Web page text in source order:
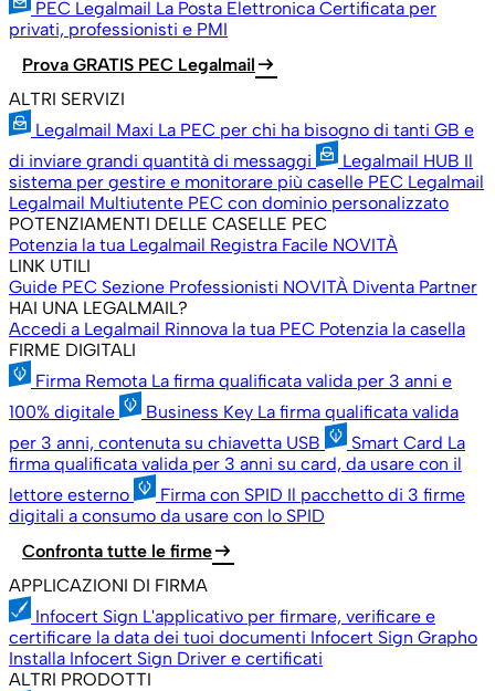
PEC Legalmail La Posta Elettronica Certificata per
privati, professionisti e PMI
Prova GRATIS PEC Legalmail arrow_right_alt
ALTRI SERVIZI
Legalmail Maxi La PEC per chi ha bisogno di tanti GB e
di inviare grandi quantità di messaggi
Legalmail HUB Il
sistema per gestire e monitorare più caselle PEC Legalmail
Legalmail Multiutente PEC con dominio personalizzato
POTENZIAMENTI DELLE CASELLE PEC
Potenzia la tua Legalmail Registra Facile NOVITÀ
LINK UTILI
Guide PEC Sezione Professionisti NOVITÀ Diventa Partner
HAI UNA LEGALMAIL?
Accedi a Legalmail Rinnova la tua PEC Potenzia la casella
FIRME DIGITALI
Firma Remota La firma qualificata valida per 3 anni e
100% digitale
Business Key La firma qualificata valida
per 3 anni, contenuta su chiavetta USB
Smart Card La
firma qualificata valida per 3 anni su card, da usare con il
lettore esterno
Firma con SPID Il pacchetto di 3 firme
digitali a consumo da usare con lo SPID
Confronta tutte le firmearrow_right_alt
APPLICAZIONI DI FIRMA
Infocert Sign L'applicativo per firmare, verificare e
certificare la data dei tuoi documenti Infocert Sign Grapho
Installa Infocert Sign Driver e certificati
ALTRI PRODOTTI